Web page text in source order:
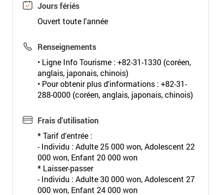
Jours fériés
Ouvert toute l'année
Renseignements
• Ligne Info Tourisme : +82-31-1330 (coréen,
anglais, japonais, chinois)
• Pour obtenir plus d'informations : +82-31-
288-0000 (coréen, anglais, japonais, chinois)
Frais d'utilisation
* Tarif d'entrée :
- Individu : Adulte 25 000 won, Adolescent 22
000 won, Enfant 20 000 won
* Laisser-passer
- Individu : Adulte 30 000 won, Adolescent 27
000 won, Enfant 24 000 won